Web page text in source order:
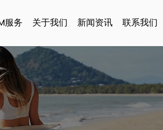
服务 关于我们 新闻资讯 联系我们